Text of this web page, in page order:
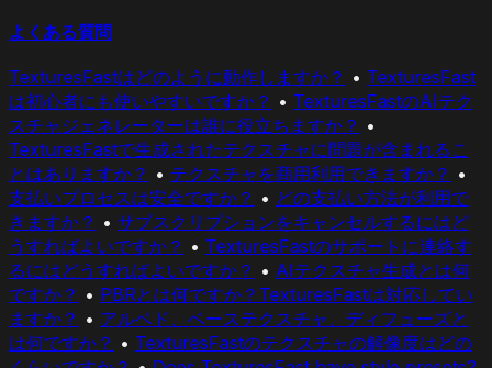
よくある質問
TexturesFastはどのように動作しますか？ • TexturesFast
は初心者にも使いやすいですか？ • TexturesFastのAIテク
スチャジェネレーターは誰に役立ちますか？ •
TexturesFastで生成されたテクスチャに問題が含まれるこ
とはありますか？ • テクスチャを商用利用できますか？ •
支払いプロセスは安全ですか？ • どの支払い方法が利用で
きますか？ • サブスクリプションをキャンセルするにはど
うすればよいですか？ • TexturesFastのサポートに連絡す
るにはどうすればよいですか？ • AIテクスチャ生成とは何
ですか？ • PBRとは何ですか？TexturesFastは対応してい
ますか？ • アルベド、ベーステクスチャ、ディフューズと
は何ですか？ • TexturesFastのテクスチャの解像度はどの